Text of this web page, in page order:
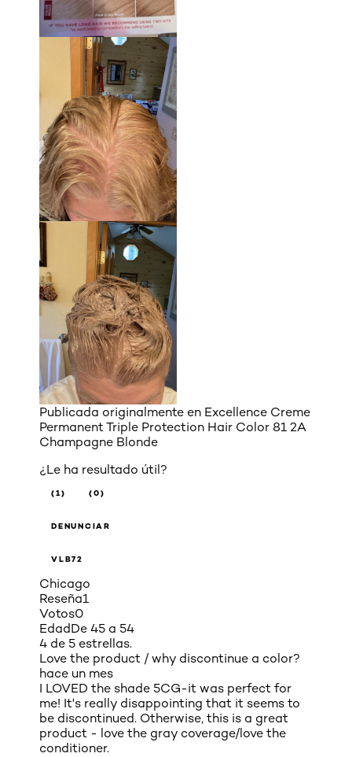
Publicada originalmente en Excellence Creme
Permanent Triple Protection Hair Color 81 2A
Champagne Blonde
¿Le ha resultado útil?
(1) (0)
DENUNCIAR
VLB72
Chicago
Reseña1
Votos0
EdadDe 45 a 54
4 de 5 estrellas.
Love the product / why discontinue a color?
hace un mes
I LOVED the shade 5CG-it was perfect for
me! It's really disappointing that it seems to
be discontinued. Otherwise, this is a great
product - love the gray coverage/love the
conditioner.